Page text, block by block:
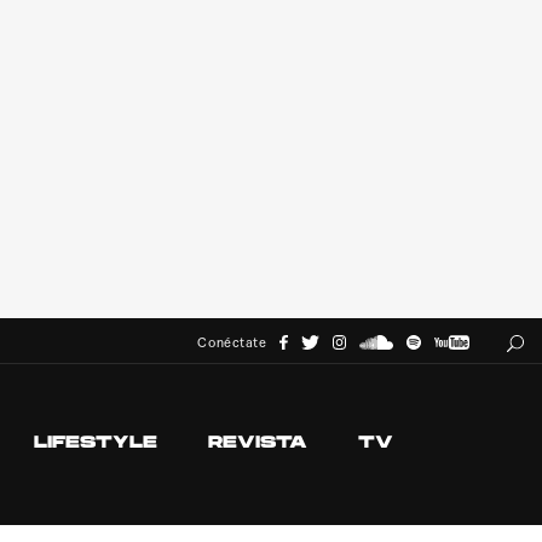
Conéctate
LIFESTYLE REVISTA TV